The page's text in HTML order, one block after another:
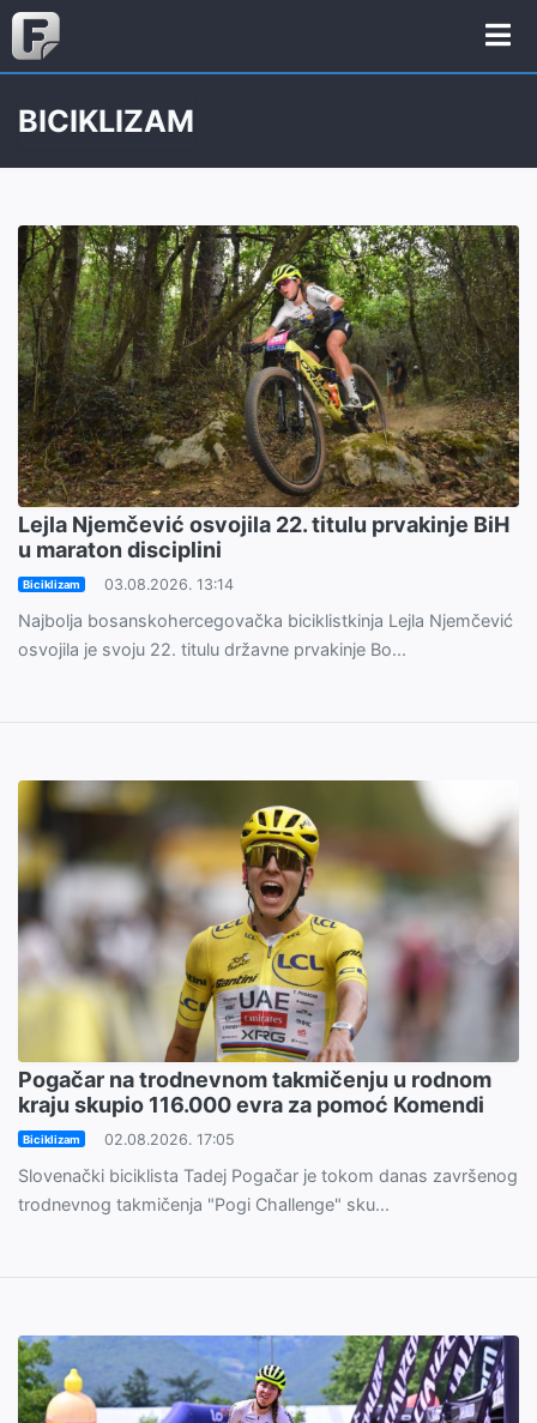
BICIKLIZAM
Lejla Njemčević osvojila 22. titulu prvakinje BiH
u maraton disciplini
Biciklizam 03.08.2026. 13:14
Najbolja bosanskohercegovačka biciklistkinja Lejla Njemčević
osvojila je svoju 22. titulu državne prvakinje Bo...
Pogačar na trodnevnom takmičenju u rodnom
kraju skupio 116.000 evra za pomoć Komendi
Biciklizam 02.08.2026. 17:05
Slovenački biciklista Tadej Pogačar je tokom danas završenog
trodnevnog takmičenja "Pogi Challenge" sku...